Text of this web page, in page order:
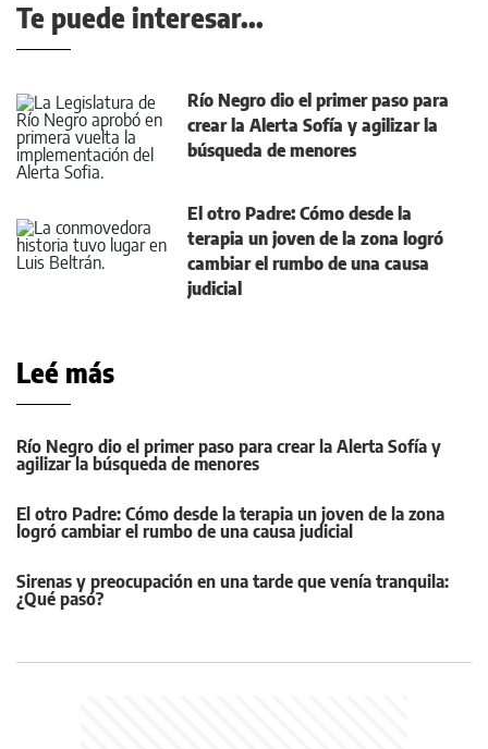
Te puede interesar...
Río Negro dio el primer paso para
crear la Alerta Sofía y agilizar la
búsqueda de menores
El otro Padre: Cómo desde la
terapia un joven de la zona logró
cambiar el rumbo de una causa
judicial
Leé más
Río Negro dio el primer paso para crear la Alerta Sofía y
agilizar la búsqueda de menores
El otro Padre: Cómo desde la terapia un joven de la zona
logró cambiar el rumbo de una causa judicial
Sirenas y preocupación en una tarde que venía tranquila:
¿Qué pasó?